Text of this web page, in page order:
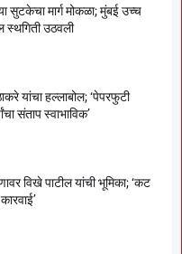
सुटकेचा मार्ग मोकळा; मुंबई उच्च
स्थगिती उठवली
यांचा हल्लाबोल; ‘पेपरफुटी
संताप स्वाभाविक’
विखे पाटील यांची भूमिका; ‘कट